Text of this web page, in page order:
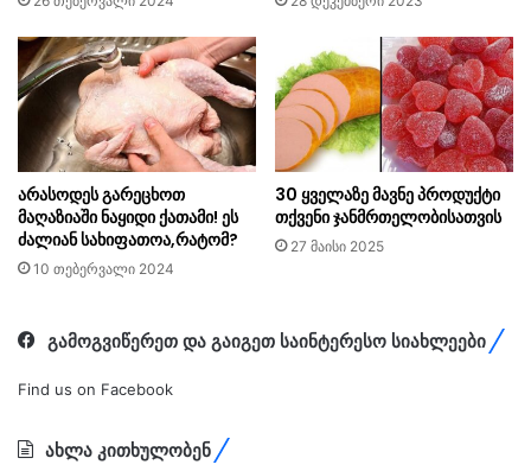
არასოდეს გარეცხოთ
მაღაზიაში ნაყიდი ქათამი! ეს
ძალიან სახიფათოა,რატომ?
10 თებერვალი 2024
30 ყველაზე მავნე პროდუქტი
თქვენი ჯანმრთელობისათვის
27 მაისი 2025
გამოგვიწერეთ და გაიგეთ საინტერესო სიახლეები
Find us on Facebook
ახლა კითხულობენ